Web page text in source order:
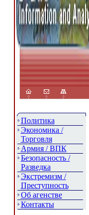
Политика
Экономика /
Торговля
Армия / ВПК
Безопасность /
Разведка
Экстремизм /
Преступность
Об агенстве
Контакты